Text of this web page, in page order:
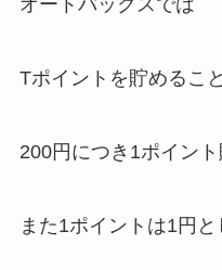
オートバックスでは
Tポイントを貯めるこ
200円につき1ポイント
また1ポイントは1円と